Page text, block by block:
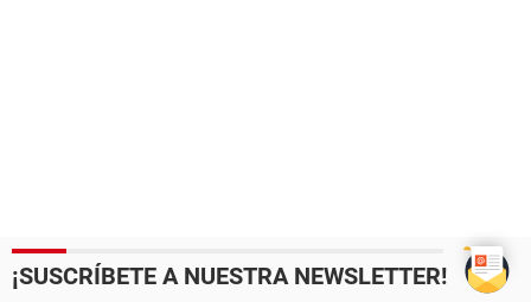
¡SUSCRÍBETE A NUESTRA NEWSLETTER!